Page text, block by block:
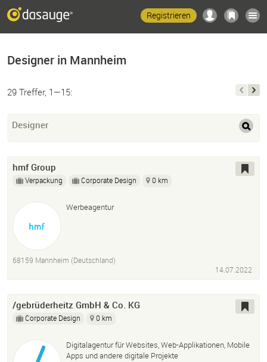
Registrieren
Designer in Mannheim
29 Treffer, 1—15:
Designer
hmf Group
Verpackung Corporate Design 0 km
Werbeagentur
68159 Mannheim (Deutschland)
14.07.2022
/gebrüderheitz GmbH & Co. KG
Corporate Design 0 km
Digitalagentur für Websites, Web-Applikationen, Mobile
Apps und andere digitale Projekte